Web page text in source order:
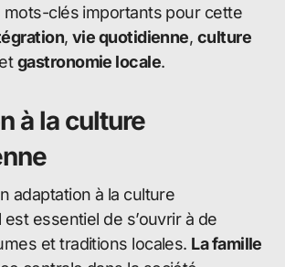
mots-clés importants pour cette
, vie quotidienne, culture
gastronomie locale.
à la culture
adaptation à la culture
essentiel de s’ouvrir à de
et traditions locales. La famille